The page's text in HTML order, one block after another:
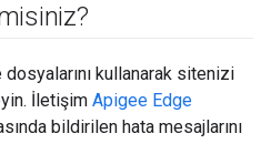
kullanarak sitenizi
İletişim Apigee Edge
bildirilen hata mesajlarını